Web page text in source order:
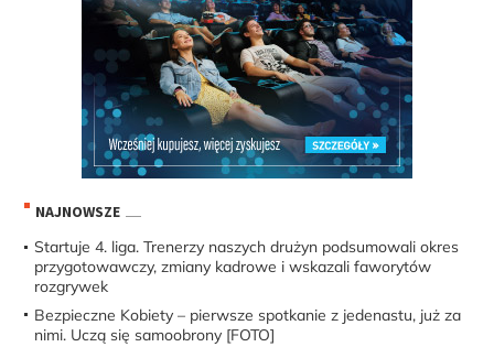
NAJNOWSZE
Startuje 4. liga. Trenerzy naszych drużyn podsumowali okres
przygotowawczy, zmiany kadrowe i wskazali faworytów
rozgrywek
Bezpieczne Kobiety – pierwsze spotkanie z jedenastu, już za
nimi. Uczą się samoobrony [FOTO]